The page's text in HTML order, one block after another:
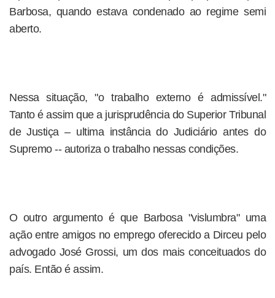
Barbosa, quando estava condenado ao regime semi
aberto.
Nessa situação, "o trabalho externo é admissível."
Tanto é assim que a jurisprudência do Superior Tribunal
de Justiça – ultima instância do Judiciário antes do
Supremo -- autoriza o trabalho nessas condições.
O outro argumento é que Barbosa "vislumbra" uma
ação entre amigos no emprego oferecido a Dirceu pelo
advogado José Grossi, um dos mais conceituados do
país. Então é assim.